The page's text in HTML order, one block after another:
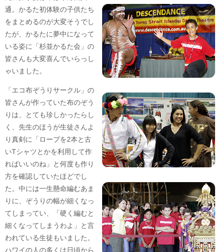
通。かるた初体験の子供たち
をまとめるのが大変そうでし
たが、かるたに夢中になって
いる姿に「杉並かるた会」の
皆さんも大変喜んでいらっし
ゃいました。
「エコ布ぞうりサークル」の
皆さんが作っていた布のぞう
りは、とても珍しかったらし
く、先生のほうが生徒さんよ
り真剣に「ロープを2本と古
いTシャツとかを利用して作
ればいいのね」と何度も作り
方を確認していたほどでし
た。中には一生懸命編むあま
りに、ぞうりの幅が細くなっ
てしまってい、「硬く編むと
細くなってしまうわよ」と言
われている生徒もいました。
ハワイの人の多くは日頃から